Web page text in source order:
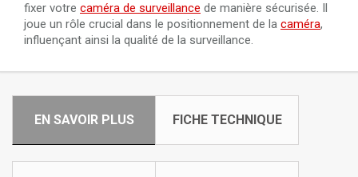
fixer votre caméra de surveillance de manière sécurisée. Il
joue un rôle crucial dans le positionnement de la caméra,
influençant ainsi la qualité de la surveillance.
EN SAVOIR PLUS FICHE TECHNIQUE